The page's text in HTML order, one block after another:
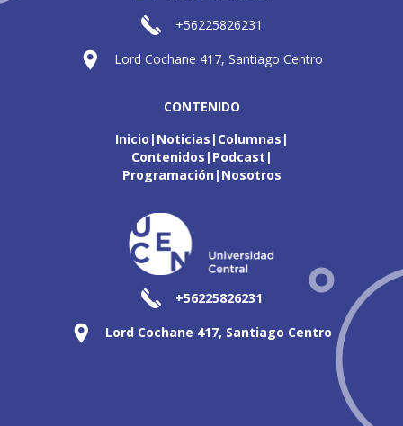
+56225826231
Lord Cochane 417, Santiago Centro
CONTENIDO
Inicio Noticias Columnas
Contenidos Podcast
Programación Nosotros
+56225826231
Lord Cochane 417, Santiago Centro